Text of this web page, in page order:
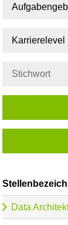
Karrierelevel
Data